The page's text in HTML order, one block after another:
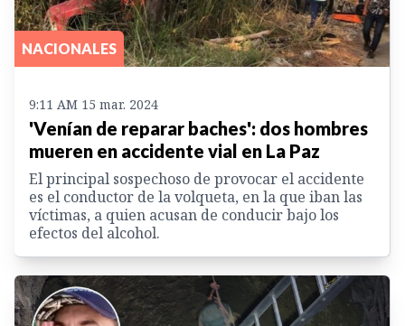
NACIONALES
9:11 AM 15 mar. 2024
'Venían de reparar baches': dos hombres
mueren en accidente vial en La Paz
El principal sospechoso de provocar el accidente
es el conductor de la volqueta, en la que iban las
víctimas, a quien acusan de conducir bajo los
efectos del alcohol.